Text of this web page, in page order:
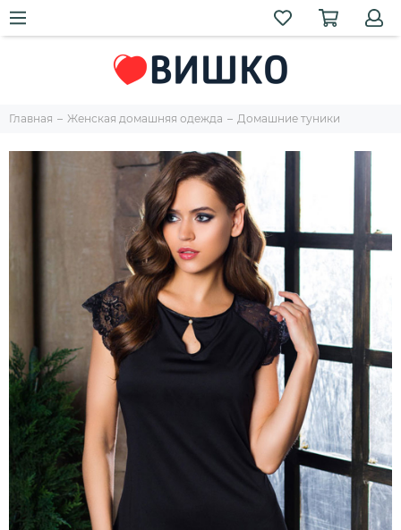
Главная Женская домашняя одежда Домашние туники